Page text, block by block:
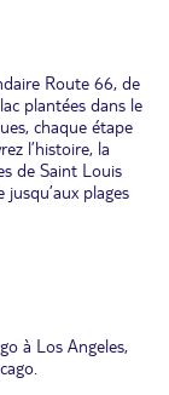
Route 66, de
plantées dans le
chaque étape
l’histoire, la
de Saint Louis
jusqu’aux plages
à Los Angeles,